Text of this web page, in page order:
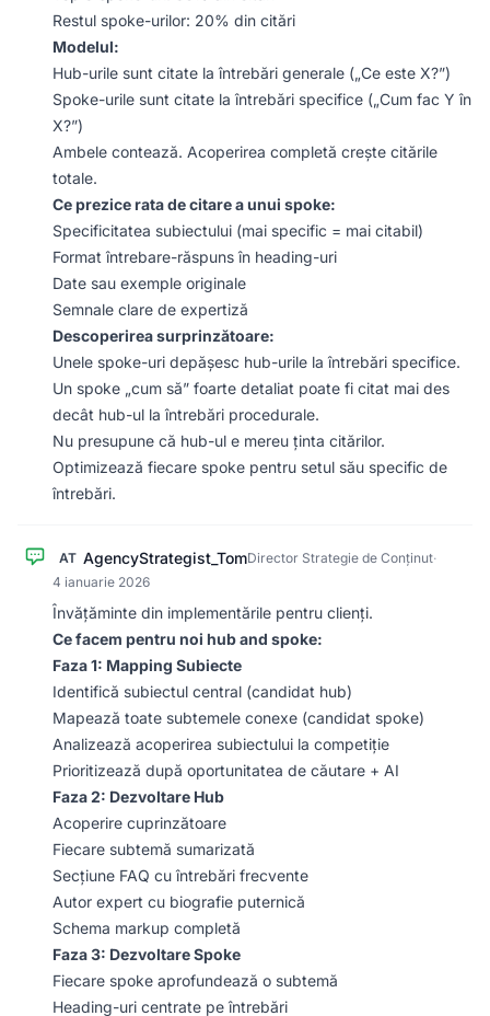
Restul spoke-urilor: 20% din citări
Modelul:
Hub-urile sunt citate la întrebări generale („Ce este X?”)
Spoke-urile sunt citate la întrebări specifice („Cum fac Y în
X?”)
Ambele contează. Acoperirea completă crește citările
totale.
Ce prezice rata de citare a unui spoke:
Specificitatea subiectului (mai specific = mai citabil)
Format întrebare-răspuns în heading-uri
Date sau exemple originale
Semnale clare de expertiză
Descoperirea surprinzătoare:
Unele spoke-uri depășesc hub-urile la întrebări specifice.
Un spoke „cum să” foarte detaliat poate fi citat mai des
decât hub-ul la întrebări procedurale.
Nu presupune că hub-ul e mereu ținta citărilor.
Optimizează fiecare spoke pentru setul său specific de
întrebări.
AT AgencyStrategist_TomDirector Strategie de Conținut·
4 ianuarie 2026
Învățăminte din implementările pentru clienți.
Ce facem pentru noi hub and spoke:
Faza 1: Mapping Subiecte
Identifică subiectul central (candidat hub)
Mapează toate subtemele conexe (candidat spoke)
Analizează acoperirea subiectului la competiție
Prioritizează după oportunitatea de căutare + AI
Faza 2: Dezvoltare Hub
Acoperire cuprinzătoare
Fiecare subtemă sumarizată
Secțiune FAQ cu întrebări frecvente
Autor expert cu biografie puternică
Schema markup completă
Faza 3: Dezvoltare Spoke
Fiecare spoke aprofundează o subtemă
Heading-uri centrate pe întrebări